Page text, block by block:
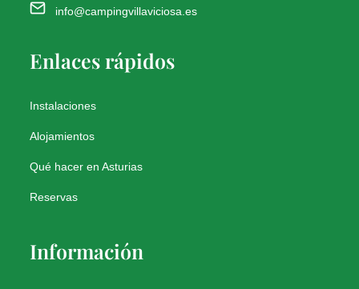
info@campingvillaviciosa.es
Enlaces rápidos
Instalaciones
Alojamientos
Qué hacer en Asturias
Reservas
Información